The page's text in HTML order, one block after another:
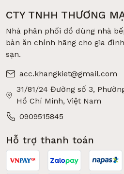
CTY TNHH THƯƠNG
Nhà phân phối đồ dùng nhà
bàn ăn chính hãng cho gia
sạn.
acc.khangkiet@gmail.com
31/81/24 Đường số 3,
Hồ Chí Minh, Việt Nam
0909515845
Hỗ trợ thanh toán